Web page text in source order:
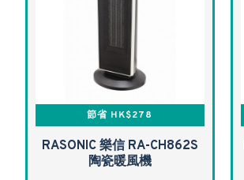
節省 HK$278
RASONIC 樂信 RA-CH862S
陶瓷暖風機